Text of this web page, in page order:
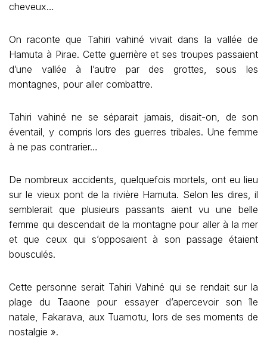
cheveux…
On raconte que Tahiri vahiné vivait dans la vallée de
Hamuta à Pirae. Cette guerrière et ses troupes passaient
d’une vallée à l’autre par des grottes, sous les
montagnes, pour aller combattre.
Tahiri vahiné ne se séparait jamais, disait-on, de son
éventail, y compris lors des guerres tribales. Une femme
à ne pas contrarier…
De nombreux accidents, quelquefois mortels, ont eu lieu
sur le vieux pont de la rivière Hamuta. Selon les dires, il
semblerait que plusieurs passants aient vu une belle
femme qui descendait de la montagne pour aller à la mer
et que ceux qui s’opposaient à son passage étaient
bousculés.
Cette personne serait Tahiri Vahiné qui se rendait sur la
plage du Taaone pour essayer d’apercevoir son île
natale, Fakarava, aux Tuamotu, lors de ses moments de
nostalgie ».